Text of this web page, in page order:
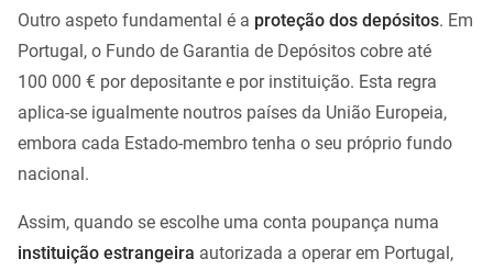
Outro aspeto fundamental é a proteção dos depósitos. Em
Portugal, o Fundo de Garantia de Depósitos cobre até
100 000 € por depositante e por instituição. Esta regra
aplica-se igualmente noutros países da União Europeia,
embora cada Estado-membro tenha o seu próprio fundo
nacional.
Assim, quando se escolhe uma conta poupança numa
instituição estrangeira autorizada a operar em Portugal,